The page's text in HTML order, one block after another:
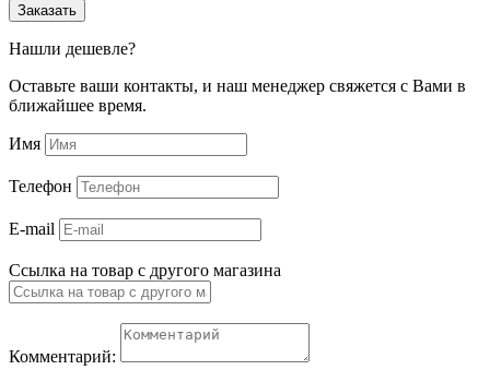
Заказать
Нашли дешевле?
Оставьте ваши контакты, и наш менеджер свяжется с Вами в
ближайшее время.
Имя
Телефон
E-mail
Ссылка на товар с другого магазина
Комментарий: